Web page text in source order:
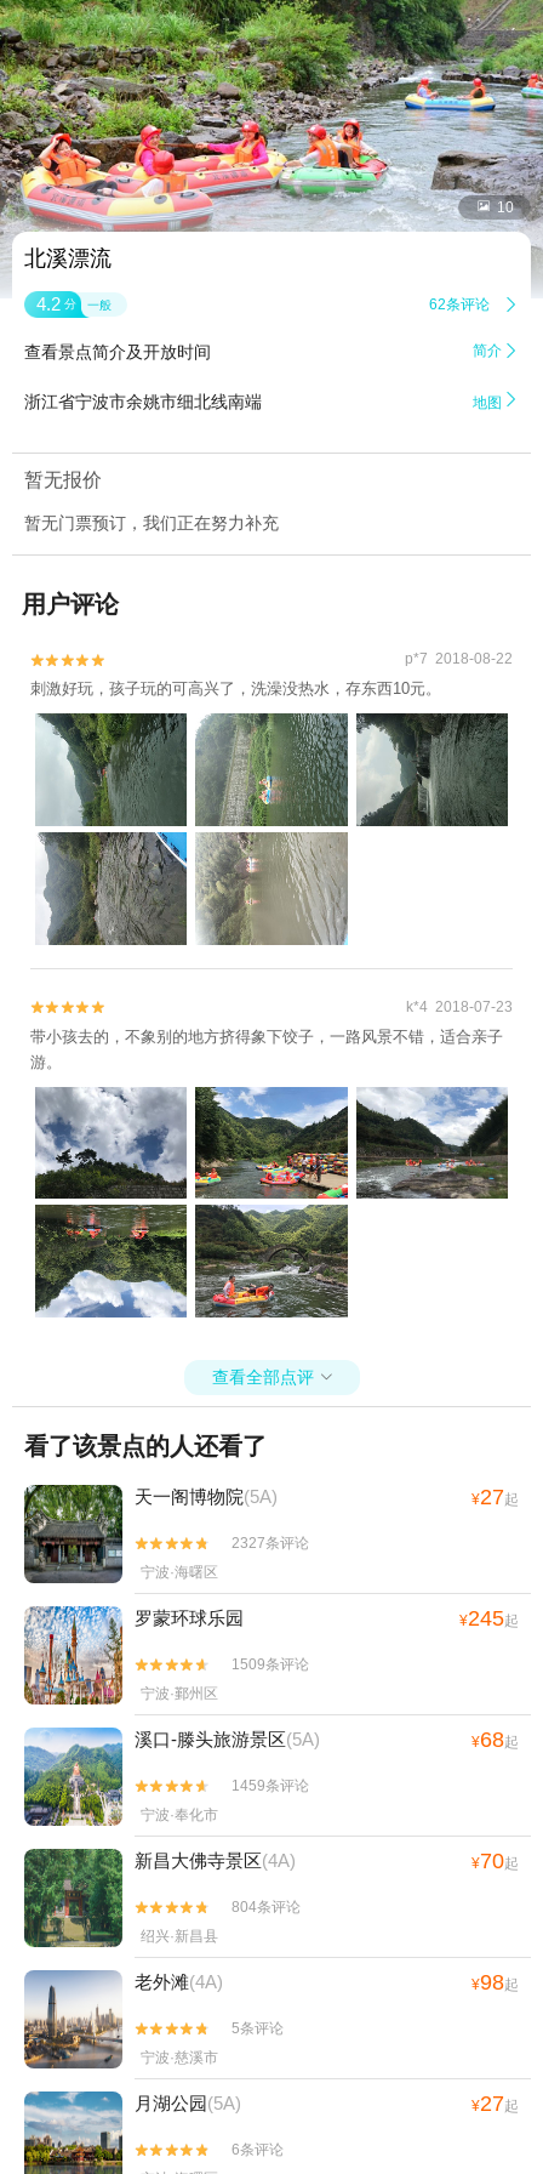
 10
北溪漂流
4.2 分 一般 62条评论 
查看景点简介及开放时间 简介 
浙江省宁波市余姚市细北线南端 地图 
暂无报价
暂无门票预订，我们正在努力补充
用户评论

 p*7 2018-08-22
刺激好玩，孩子玩的可高兴了，洗澡没热水，存东西10元。

 k*4 2018-07-23
带小孩去的，不象别的地方挤得象下饺子，一路风景不错，适合亲子
游。
查看全部点评 
看了该景点的人还看了
天一阁博物院(5A) ¥27起


2327条评论
宁波·海曙区
罗蒙环球乐园 ¥245起


1509条评论
宁波·鄞州区
溪口-滕头旅游景区(5A) ¥68起


1459条评论
宁波·奉化市
新昌大佛寺景区(4A) ¥70起


804条评论
绍兴·新昌县
老外滩(4A) ¥98起


5条评论
宁波·慈溪市
月湖公园(5A) ¥27起


6条评论
